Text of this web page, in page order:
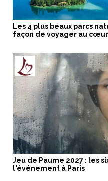
Les 4 plus beaux parcs
façon de voyager au
Jeu de Paume 2027 : les
l'événement à Paris